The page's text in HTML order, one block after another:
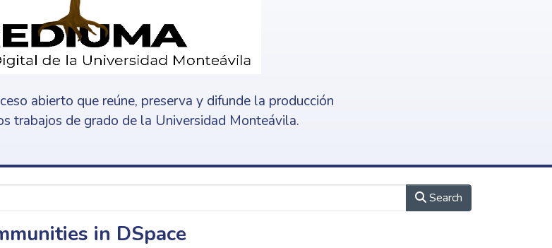
abierto que reúne, preserva y difunde la producción
trabajos de grado de la Universidad Monteávila.
Search
in DSpace